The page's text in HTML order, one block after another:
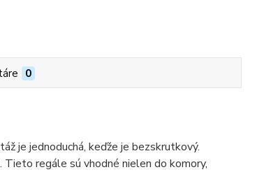
0
je jednoduchá, keďže je bezskrutkový.
regále sú vhodné nielen do komory,